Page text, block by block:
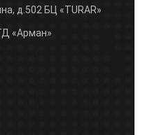
д.502 БЦ «TURAR»
«Арман»